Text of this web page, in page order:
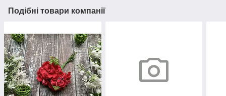
Подібні товари компанії